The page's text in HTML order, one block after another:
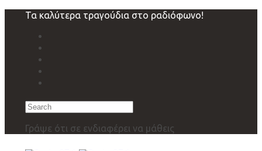
navigation
Τα καλύτερα τραγούδια στο ραδιόφωνο!
Search
Γράψε ότι σε ενδιαφέρει να μάθεις